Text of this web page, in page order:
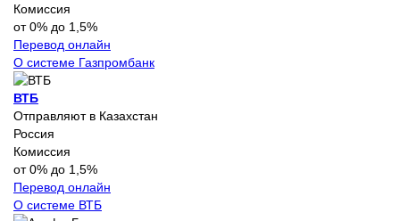
Комиссия
от 0% до 1,5%
Перевод онлайн
О системе Газпромбанк
ВТБ
Отправляют в Казахстан
Россия
Комиссия
от 0% до 1,5%
Перевод онлайн
О системе ВТБ